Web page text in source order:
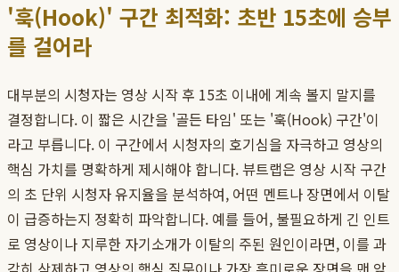
'훅(Hook)' 구간 최적화: 초반 15초에 승부
를 걸어라
대부분의 시청자는 영상 시작 후 15초 이내에 계속 볼지 말지를
결정합니다. 이 짧은 시간을 '골든 타임' 또는 '훅(Hook) 구간'이
라고 부릅니다. 이 구간에서 시청자의 호기심을 자극하고 영상의
핵심 가치를 명확하게 제시해야 합니다. 뷰트랩은 영상 시작 구간
의 초 단위 시청자 유지율을 분석하여, 어떤 멘트나 장면에서 이탈
이 급증하는지 정확히 파악합니다. 예를 들어, 불필요하게 긴 인트
로 영상이나 지루한 자기소개가 이탈의 주된 원인이라면, 이를 과